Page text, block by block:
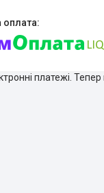
платежі.